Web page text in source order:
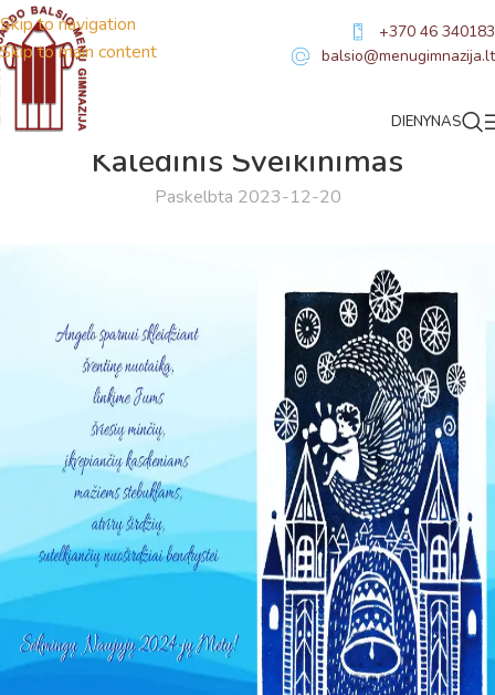
Skip to navigation
Skip to main content
+370 46 340183
balsio@menugimnazija.lt
DIENYNAS
Kalėdinis Sveikinimas
Paskelbta 2023-12-20
Virtualus asistentas E. Balsio gimnazijos DI
Sveiki! Taip, aš esu virtualus. Tačiau dirbtinis intelektas
suteikia man galimybę ne tik analizuoti Jūsų klausimą, bet
dar tobulai atsimenu visą šioje svetainėje pateiktą
informaciją. Jei visgi man pritrūks išmanumo - pateiksiu
Jums reikiamus kontaktus, kur galėsite pasiklausti
atsakingo specialisto.
Taigi... kuo galėčiau Jums padėti?